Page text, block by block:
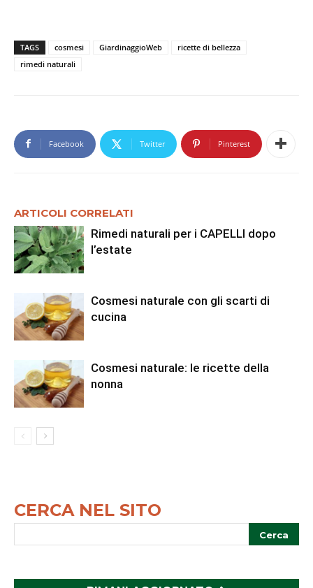
TAGS cosmesi GiardinaggioWeb
ricette di bellezza
rimedi naturali
Facebook Twitter Pinterest
ARTICOLI CORRELATI
Rimedi naturali per i CAPELLI dopo
l’estate
Cosmesi naturale con gli scarti di
cucina
Cosmesi naturale: le ricette della
nonna
CERCA NEL SITO